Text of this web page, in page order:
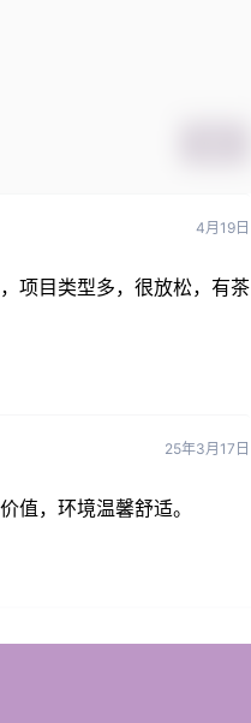
4月19日
项目类型多，很放松，有茶
25年3月17日
值，环境温馨舒适。